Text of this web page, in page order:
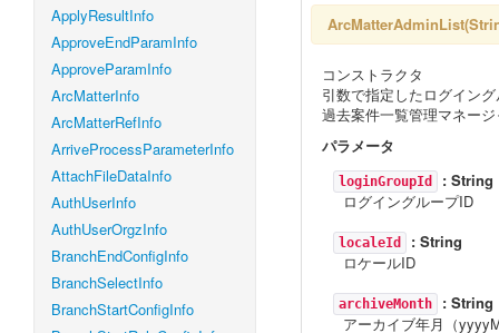
ApplyResultInfo
ApproveEndParamInfo
ApproveParamInfo
ArcMatterInfo
ArcMatterRefInfo
ArriveProcessParameterInfo
AttachFileDataInfo
AuthUserInfo
AuthUserOrgzInfo
BranchEndConfigInfo
BranchSelectInfo
BranchStartConfigInfo
コンストラクタ
引数で指定したログイン
過去案件一覧管理マネー
パラメータ
loginGroupId : String
ログイングループID
localeId : String
ロケールID
archiveMonth : String
アーカイブ年月（